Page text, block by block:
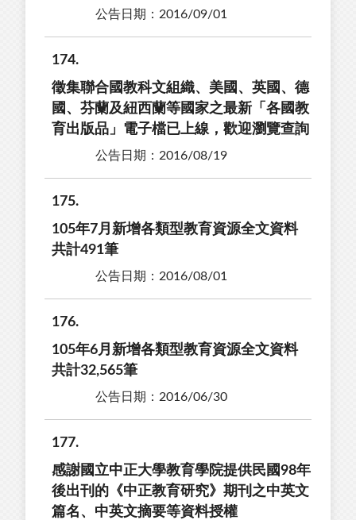
公告日期：2016/09/01
174
徵集聯合國教科文組織、美國、英國、德
國、芬蘭及紐西蘭等國家之最新「各國教
育出版品」電子檔已上線，歡迎瀏覽查詢
公告日期：2016/08/19
175
105年7月新增各類型教育資源全文資料
共計491筆
公告日期：2016/08/01
176
105年6月新增各類型教育資源全文資料
共計32,565筆
公告日期：2016/06/30
177
感謝國立中正大學教育學院提供民國98年
後出刊的《中正教育研究》期刊之中英文
篇名、中英文摘要等資料授權